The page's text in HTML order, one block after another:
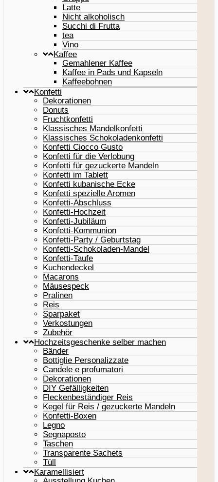
Latte
Nicht alkoholisch
Succhi di Frutta
tea
Vino
Kaffee
Gemahlener Kaffee
Kaffee in Pads und Kapseln
Kaffeebohnen
Konfetti
Dekorationen
Donuts
Fruchtkonfetti
Klassisches Mandelkonfetti
Klassisches Schokoladenkonfetti
Konfetti Ciocco Gusto
Konfetti für die Verlobung
Konfetti für gezuckerte Mandeln
Konfetti im Tablett
Konfetti kubanische Ecke
Konfetti spezielle Aromen
Konfetti-Abschluss
Konfetti-Hochzeit
Konfetti-Jubiläum
Konfetti-Kommunion
Konfetti-Party / Geburtstag
Konfetti-Schokoladen-Mandel
Konfetti-Taufe
Kuchendeckel
Macarons
Mäusespeck
Pralinen
Reis
Sparpaket
Verkostungen
Zubehör
Hochzeitsgeschenke selber machen
Bänder
Bottiglie Personalizzate
Candele e profumatori
Dekorationen
DIY Gefälligkeiten
Fleckenbeständiger Reis
Kegel für Reis / gezuckerte Mandeln
Konfetti-Boxen
Legno
Segnaposto
Taschen
Transparente Sachets
Tüll
Karamellisiert